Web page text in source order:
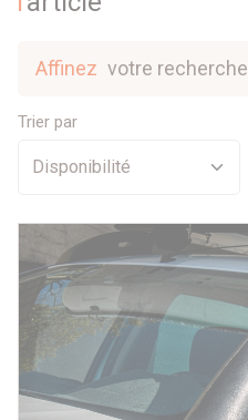
Trier par
Affinez votre recherche
Promotions
Par prix
390 €
Par véhicule